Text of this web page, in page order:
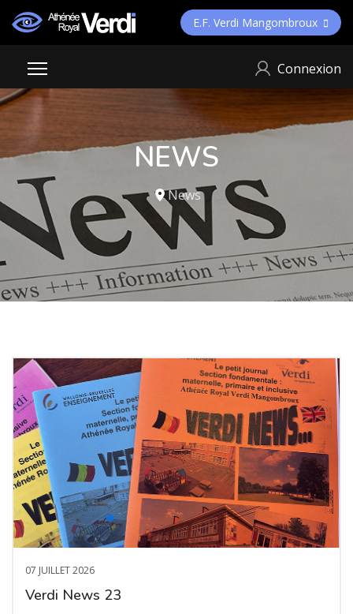
E.F. Verdi Mangombroux
Connexion
NEWS
News
07 JUILLET 2026
Verdi News 23